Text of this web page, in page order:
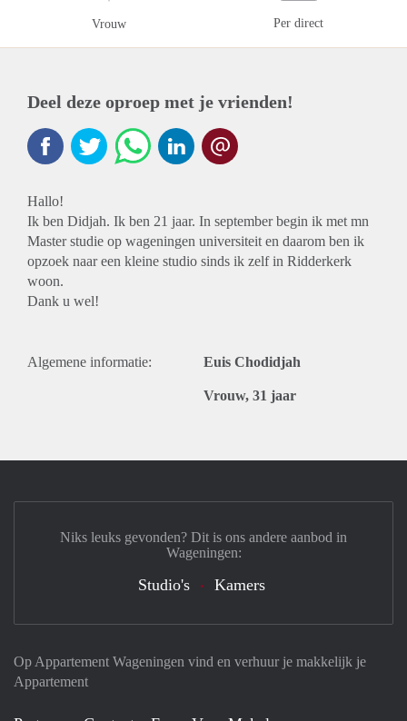
Vrouw Per direct
Deel deze oproep met je vrienden!
Hallo!
Ik ben Didjah. Ik ben 21 jaar. In september begin ik met mn
Master studie op wageningen universiteit en daarom ben ik
opzoek naar een kleine studio sinds ik zelf in Ridderkerk
woon.
Dank u wel!
Algemene informatie: Euis Chodidjah
Vrouw, 31 jaar
Op Appartement Wageningen vind en verhuur je makkelijk je
Appartement
Niks leuks gevonden? Dit is ons andere aanbod in
Wageningen:
Studio's Kamers